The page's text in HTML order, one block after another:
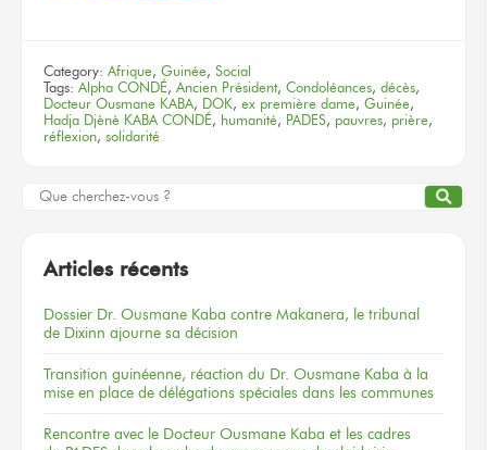
Category: Afrique, Guinée, Social
Tags: Alpha CONDÉ, Ancien Président, Condoléances, décès,
Docteur Ousmane KABA, DOK, ex première dame, Guinée,
Hadja Djènè KABA CONDÉ, humanité, PADES, pauvres, prière,
réflexion, solidarité
Articles récents
Dossier Dr. Ousmane Kaba contre Makanera, le tribunal
de Dixinn ajourne sa décision
Transition guinéenne, réaction du Dr. Ousmane Kaba à la
mise en place de délégations spéciales dans les communes
Rencontre avec le Docteur Ousmane Kaba et les cadres